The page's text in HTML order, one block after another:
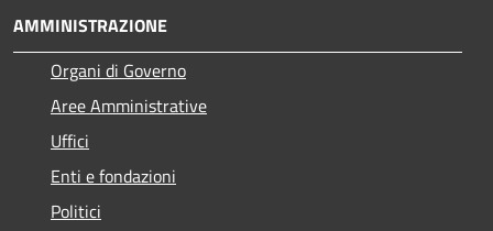
AMMINISTRAZIONE
Organi di Governo
Aree Amministrative
Uffici
Enti e fondazioni
Politici